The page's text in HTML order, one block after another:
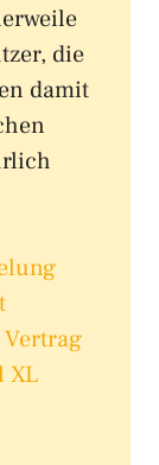
die
damit
XL